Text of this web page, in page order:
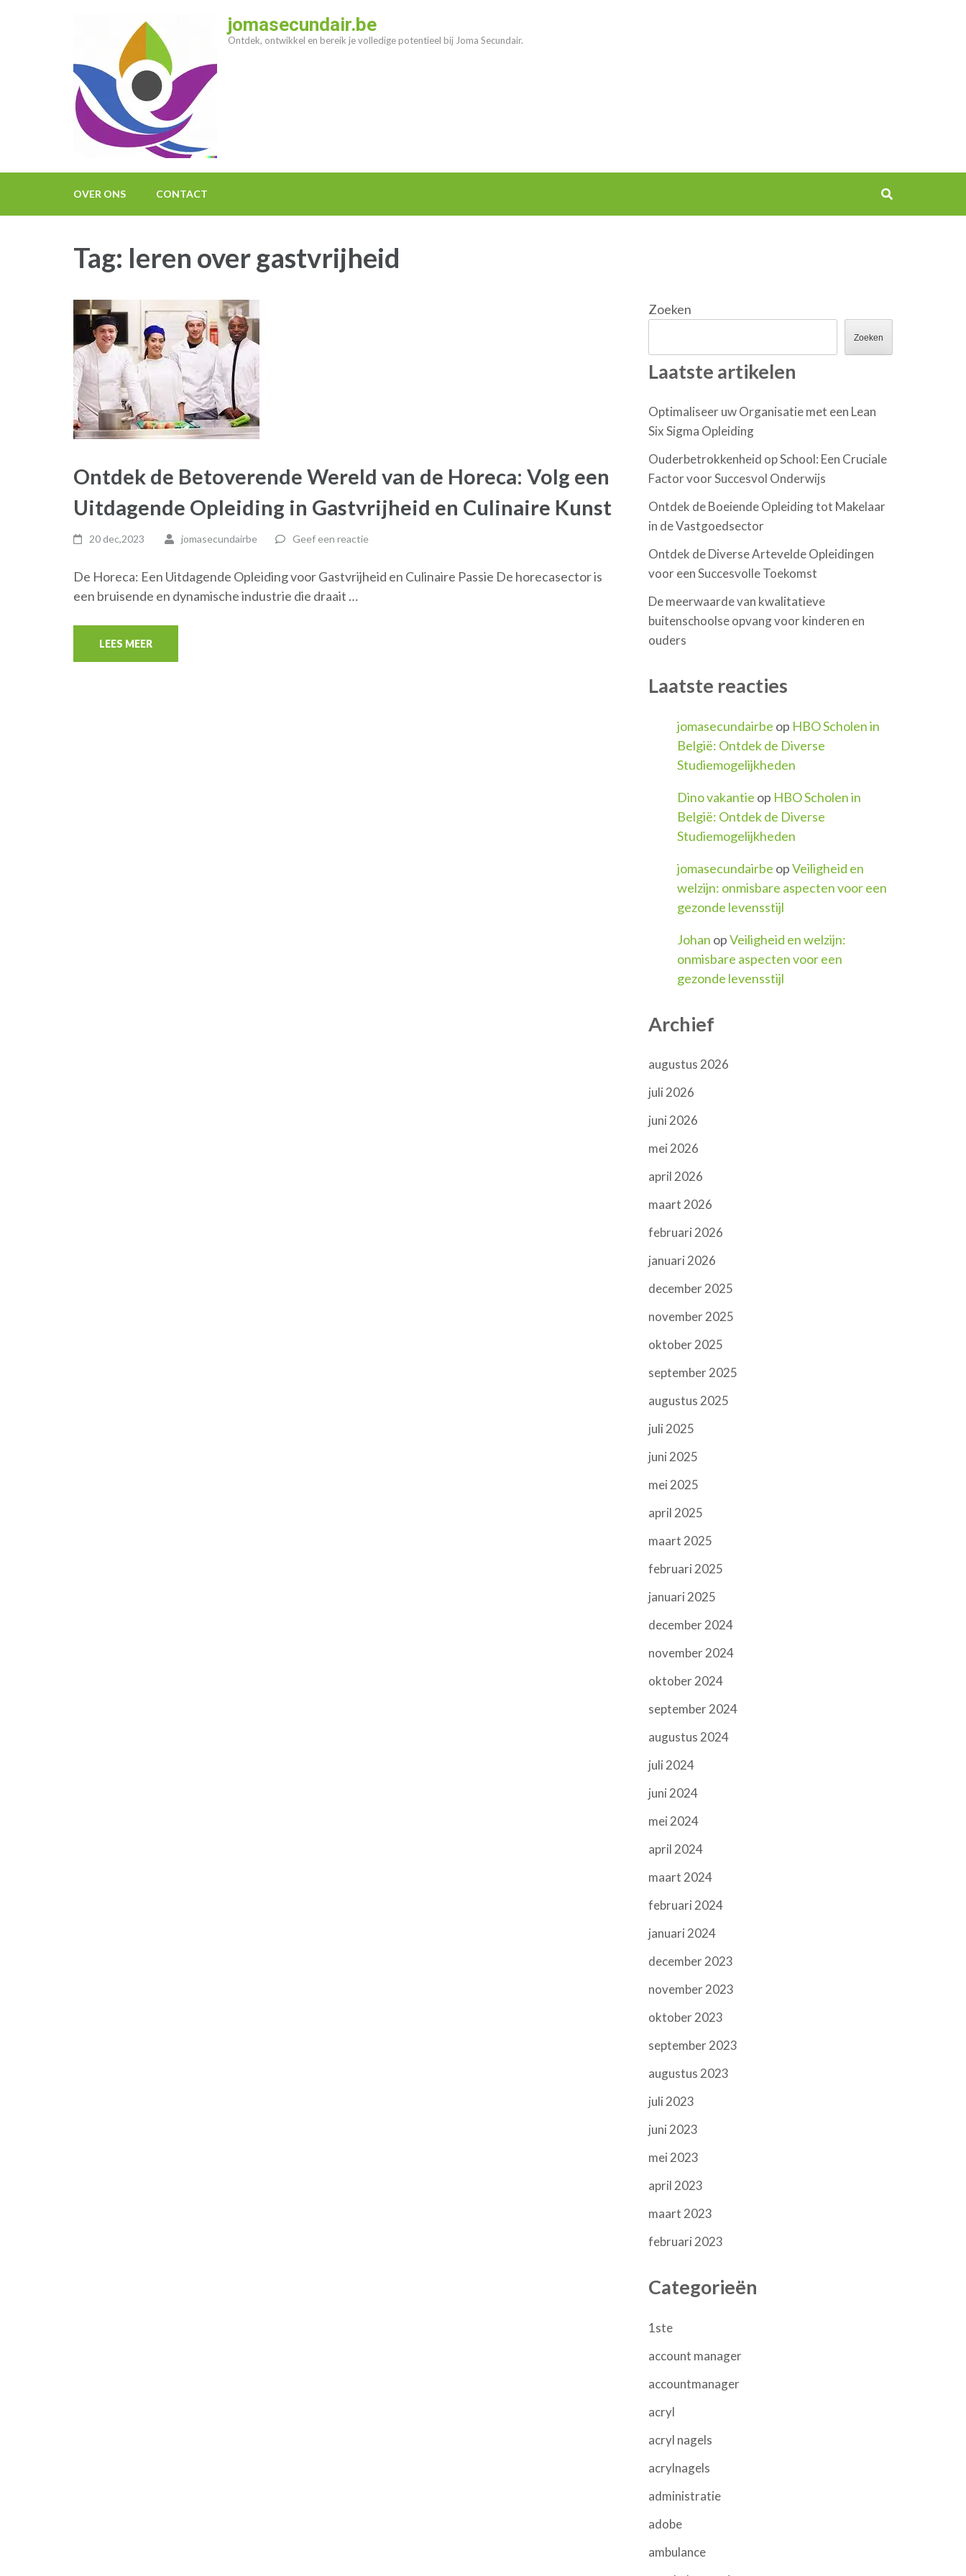
jomasecundair.be
Ontdek, ontwikkel en bereik je volledige potentieel bij Joma Secundair.
OVER ONS CONTACT
Tag: leren over gastvrijheid
Ontdek de Betoverende Wereld van de Horeca: Volg een
Uitdagende Opleiding in Gastvrijheid en Culinaire Kunst
20 dec,2023 jomasecundairbe Geef een reactie
De Horeca: Een Uitdagende Opleiding voor Gastvrijheid en Culinaire Passie De horecasector is
een bruisende en dynamische industrie die draait …
LEES MEER
Zoeken
Zoeken
Laatste artikelen
Optimaliseer uw Organisatie met een Lean
Six Sigma Opleiding
Ouderbetrokkenheid op School: Een Cruciale
Factor voor Succesvol Onderwijs
Ontdek de Boeiende Opleiding tot Makelaar
in de Vastgoedsector
Ontdek de Diverse Artevelde Opleidingen
voor een Succesvolle Toekomst
De meerwaarde van kwalitatieve
buitenschoolse opvang voor kinderen en
ouders
Laatste reacties
jomasecundairbe op HBO Scholen in
België: Ontdek de Diverse
Studiemogelijkheden
Dino vakantie op HBO Scholen in
België: Ontdek de Diverse
Studiemogelijkheden
jomasecundairbe opVeiligheid en
welzijn: onmisbare aspecten voor een
gezonde levensstijl
Johan opVeiligheid en welzijn:
onmisbare aspecten voor een
gezonde levensstijl
Archief
augustus 2026
juli 2026
juni 2026
mei 2026
april 2026
maart 2026
februari 2026
januari 2026
december 2025
november 2025
oktober 2025
september 2025
augustus 2025
juli 2025
juni 2025
mei 2025
april 2025
maart 2025
februari 2025
januari 2025
december 2024
november 2024
oktober 2024
september 2024
augustus 2024
juli 2024
juni 2024
mei 2024
april 2024
maart 2024
februari 2024
januari 2024
december 2023
november 2023
oktober 2023
september 2023
augustus 2023
juli 2023
juni 2023
mei 2023
april 2023
maart 2023
februari 2023
Categorieën
1ste
account manager
accountmanager
acryl
acryl nagels
acrylnagels
administratie
adobe
ambulance